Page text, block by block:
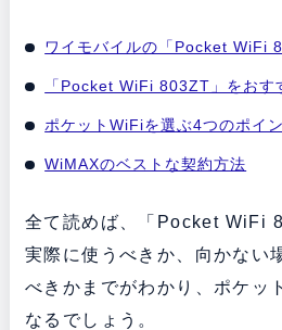
ワイモバイルの「Pocket WiFi
「Pocket WiFi 803ZT」をおす
ポケットWiFiを選ぶ4つのポイ
WiMAXのベストな契約方法
全て読めば、「Pocket WiFi
実際に使うべきか、向かない
べきかまでがわかり、ポケッ
なるでしょう。